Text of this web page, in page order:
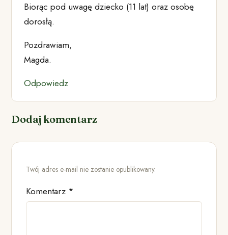
Biorąc pod uwagę dziecko (11 lat) oraz osobę
dorosłą.
Pozdrawiam,
Magda.
Odpowiedz
Dodaj komentarz
Twój adres e-mail nie zostanie opublikowany.
Komentarz *